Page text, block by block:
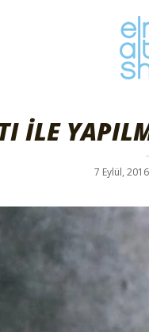
İLE
7 Eylül, 2016